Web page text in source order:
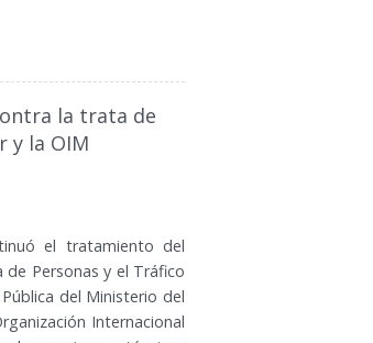
la trata de
y la OIM
el tratamiento del
Personas y el Tráfico
del Ministerio del
Internacional